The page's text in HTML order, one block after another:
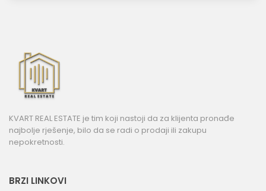
KVART REAL ESTATE je tim koji nastoji da za klijenta pronađe
najbolje rješenje, bilo da se radi o prodaji ili zakupu
nepokretnosti.
BRZI LINKOVI